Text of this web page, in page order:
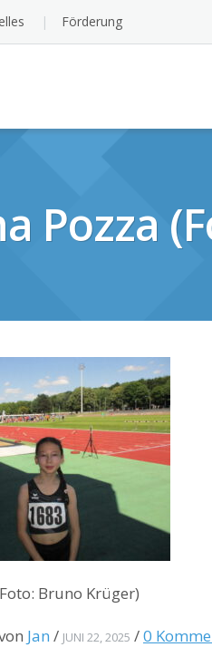
Förderung
Pozza
Bruno Krüger)
Jan / JUNI 22, 2025 /0